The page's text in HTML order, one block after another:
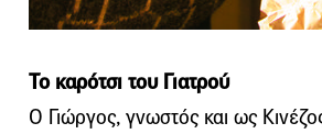
Το καρότσι του Γιατρού
Ο Γιώργος, γνωστός και ως